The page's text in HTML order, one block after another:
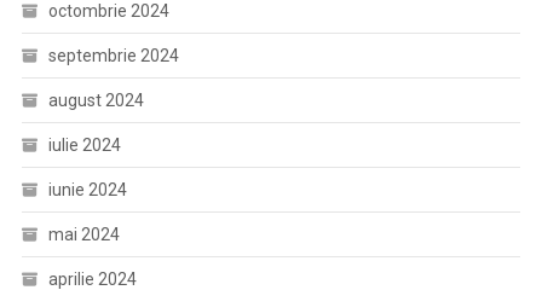
octombrie 2024
septembrie 2024
august 2024
iulie 2024
iunie 2024
mai 2024
aprilie 2024